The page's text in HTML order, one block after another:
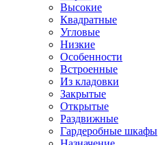
Высокие
Квадратные
Угловые
Низкие
Особенности
Встроенные
Из кладовки
Закрытые
Открытые
Раздвижные
Гардеробные шкафы